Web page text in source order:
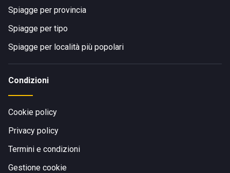
Spiagge per provincia
Spiagge per tipo
Spiagge per località più popolari
Condizioni
Cookie policy
Privacy policy
Termini e condizioni
Gestione cookie